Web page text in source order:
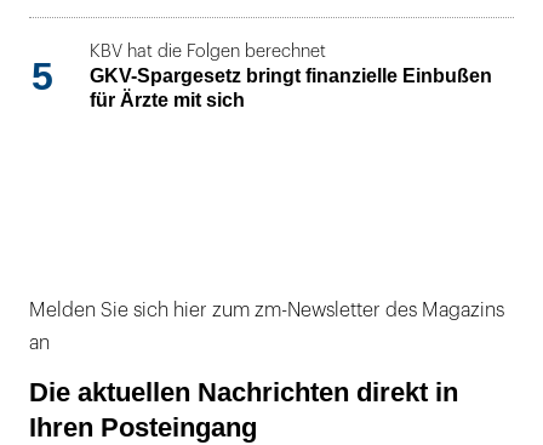
5
KBV hat die Folgen berechnet
GKV-Spargesetz bringt finanzielle Einbußen
für Ärzte mit sich
Melden Sie sich hier zum zm-Newsletter des Magazins
an
Die aktuellen Nachrichten direkt in
Ihren Posteingang